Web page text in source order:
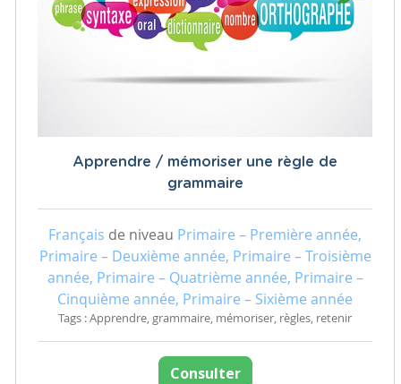
Apprendre / mémoriser une règle de
grammaire
Français de niveau Primaire – Première année,
Primaire – Deuxième année, Primaire – Troisième
année, Primaire – Quatrième année, Primaire –
Cinquième année, Primaire – Sixième année
Tags : Apprendre, grammaire, mémoriser, règles, retenir
Consulter